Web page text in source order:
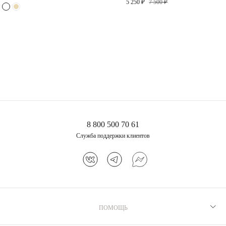
5 250 ₽ 7 500 ₽
8 800 500 70 61
Служба поддержки клиентов
ПОМОЩЬ
Рекомендации по уходу